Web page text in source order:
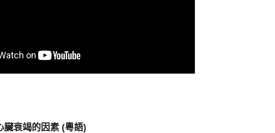
臟衰竭的因素 (粵語)